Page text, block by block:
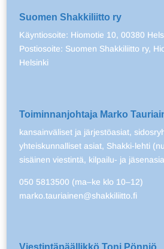
Suomen Shakkiliitto ry
Käyntiosoite: Hiomotie 10, 00380
Postiosoite: Suomen Shakkiliitto ry,
Helsinki
Toiminnanjohtaja Marko
kansainväliset ja järjestöasiat,
yhteiskunnalliset asiat, Shakki-lehti
sisäinen viestintä, kilpailu- ja
050 5813500 (ma–ke klo 10–12)
marko.tauriainen@shakkiliitto.fi